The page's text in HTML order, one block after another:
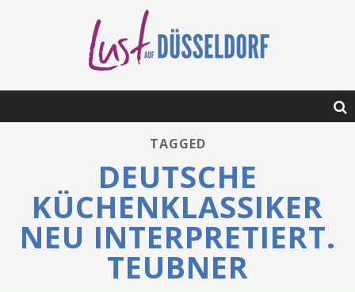
TAGGED
DEUTSCHE
KÜCHENKLASSIKER
NEU INTERPRETIERT.
TEUBNER